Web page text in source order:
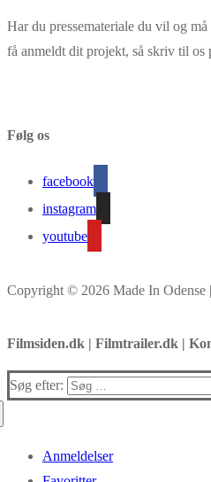
Har du pressemateriale du vil og
få anmeldt dit projekt, så skriv til os
Følg os
facebook
instagram
youtube
Copyright © 2026 Made In Odense
Filmsiden.dk | Filmtrailer.dk |
Søg efter:
Anmeldelser